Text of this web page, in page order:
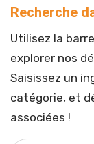
Recherche
Utilisez la
explorer nos
Saisissez un
catégorie, et
associées !